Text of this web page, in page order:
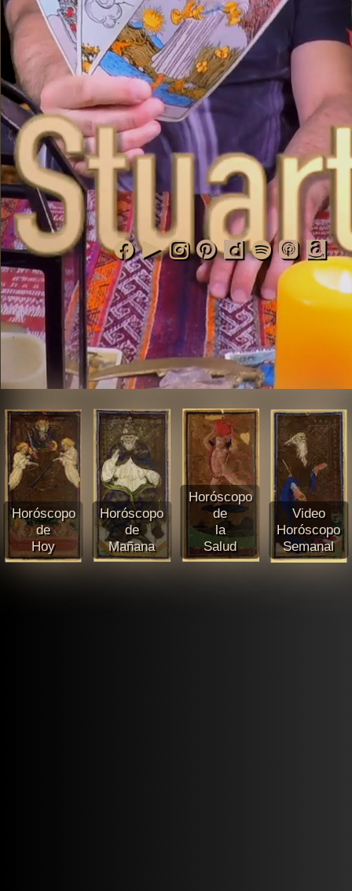
Horóscopo
de
Hoy
Horóscopo
de
Mañana
Horóscopo
de
la
Salud
Video
Horóscopo
Semanal